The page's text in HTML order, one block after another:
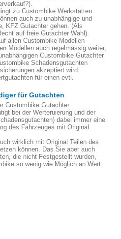
zu Custombike Werkstätten
auch zu unabhängige und
KFZ Gutachter gehen. (Als
auf freie Gutachter Wahl).
allen Custombike Modellen
Modellen auch regelmässig weiter,
Custombike Gutachter
Schadensgutachten
akzeptiert wird.
für einen evtl.
für Gutachten
Custombike Gutachter
bei der Werteruierung und der
dabei immer eine
des Fahrzeuges mit Original
wirklich mit Original Teilen des
können. Das Sie aber auch
die nicht Festgestellt wurden,
so wenig wie Möglich an Wert